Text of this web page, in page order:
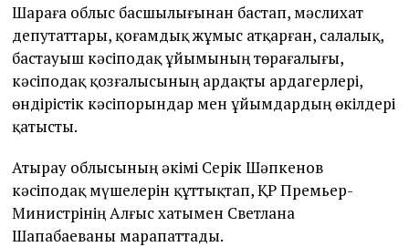
Шараға облыс басшылығынан бастап, мәслихат
депутаттары, қоғамдық жұмыс атқарған, салалық,
бастауыш кәсіподақ ұйымының төрағалығы,
кәсіподақ қозғалысының ардақты ардагерлері,
өндірістік кәсіпорындар мен ұйымдардың өкілдері
қатысты.
Атырау облысының әкімі Серік Шәпкенов
кәсіподақ мүшелерін құттықтап, ҚР Премьер-
Министрінің Алғыс хатымен Светлана
Шапабаеваны марапаттады.